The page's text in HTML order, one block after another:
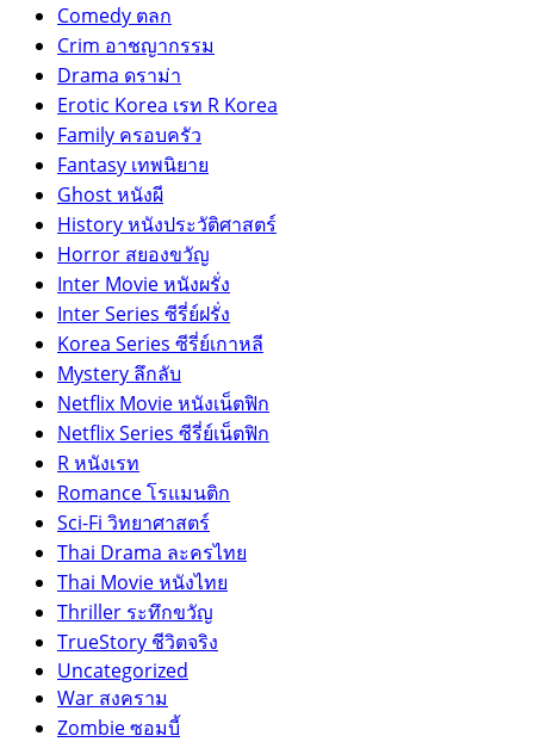
Comedy ตลก
Crim อาชญากรรม
Drama ดราม่า
Erotic Korea เรท R Korea
Family ครอบครัว
Fantasy เทพนิยาย
Ghost หนังผี
History หนังประวัติศาสตร์
Horror สยองขวัญ
Inter Movie หนังผรั่ง
Inter Series ซีรี่ย์ฝรั่ง
Korea Series ซีรี่ย์เกาหลี
Mystery ลึกลับ
Netflix Movie หนังเน็ตฟิก
Netflix Series ซีรี่ย์เน็ตฟิก
R หนังเรท
Romance โรแมนติก
Sci-Fi วิทยาศาสตร์
Thai Drama ละครไทย
Thai Movie หนังไทย
Thriller ระทึกขวัญ
TrueStory ชีวิตจริง
Uncategorized
War สงคราม
Zombie ซอมบี้